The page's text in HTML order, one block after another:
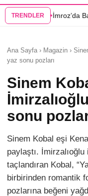
TRENDLER
İmroz’da Bahar’ın afişi
Ana Sayfa › Magazin ›
yaz sonu pozları
Sinem
sonu
Sinem Kobal eşi
paylaştı.
taçlandıran Kobal,
birbirinden romantik
pozlarına beğeni